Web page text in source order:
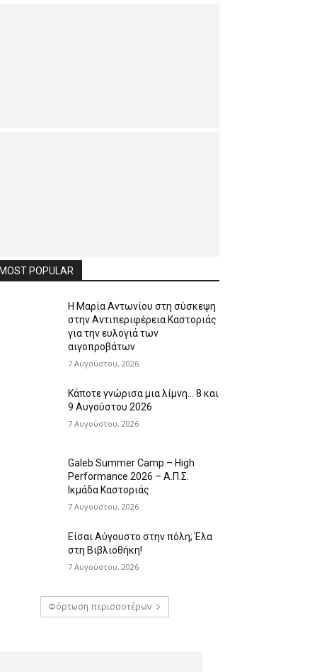
POPULAR
Η Μαρία Αντωνίου στη σύσκεψη
στην Αντιπεριφέρεια Καστοριάς
για την ευλογιά των
αιγοπροβάτων
7 Αυγούστου, 2026
Κάποτε γνώρισα μια λίμνη… 8 και
9 Αυγούστου 2026
7 Αυγούστου, 2026
Galeb Summer Camp – High
Performance 2026 – Α.Π.Σ.
Ικμάδα Καστοριάς
7 Αυγούστου, 2026
Είσαι Αύγουστο στην πόλη; Έλα
στη Βιβλιοθήκη!
7 Αυγούστου, 2026
Φόρτωση περισσοτέρων